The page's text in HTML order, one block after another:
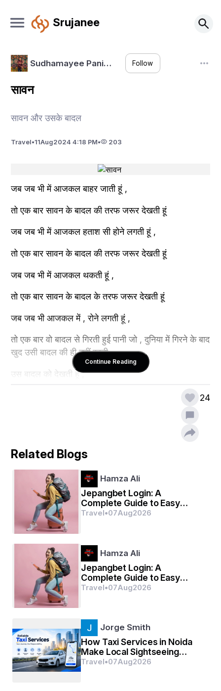
Srujanee
Sudhamayee Pani… Follow
सावन
सावन और उसके बादल
Travel•11Aug2024 4:18 PM• 203
जब जब भी में आजकल बाहर जाती हूं ,
तो एक बार सावन के बादल की तरफ जरूर देखती हूं
जब जब भी में आजकल हताश सी होने लगती हूं ,
तो एक बार सावन के बादल की तरफ जरूर देखती हूं
जब जब भी में आजकल थकती हूं ,
तो एक बार सावन के बादल के तरफ जरूर देखती हूं
जब जब भी आजकल में , रोने लगती हूं ,
तो एक बार वो बादल से गिरती हुई पानी जो , दुनिया में गिरने के बाद
खुद उसी बादल की ही नहीं रहती
उस बादल को देखती हूं ,
Continue Reading
24
Related Blogs
Hamza Ali
Jepangbet Login: A
Complete Guide to Easy
Access and Account
Travel•07Aug2026
Hamza Ali
Jepangbet Login: A
Complete Guide to Easy
Access and Account
Travel•07Aug2026
Jorge Smith
How Taxi Services in Noida
Make Local Sightseeing
More Convenient
Travel•07Aug2026